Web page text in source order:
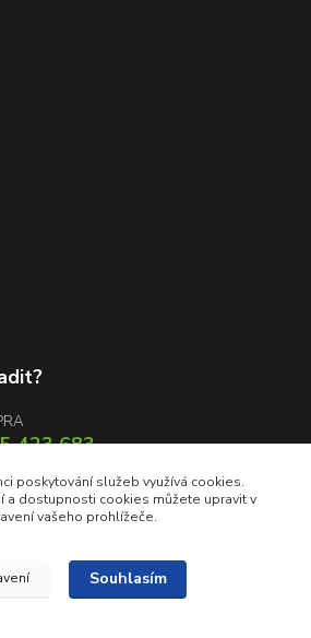
423 683
poskytování služeb využívá cookies.
a dostupnosti cookies můžete upravit v
vašeho prohlížeče.
Souhlasím